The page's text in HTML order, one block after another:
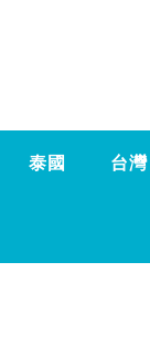
泰國 台灣